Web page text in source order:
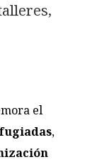
el
,